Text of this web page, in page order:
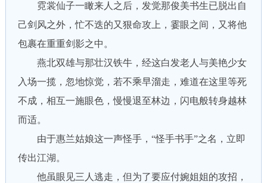
霓裳仙子一瞰来人之后，发觉那俊美书生已脱出自
己剑风之外，忙不迭的又狠命攻上，霎眼之间，又将他
包裹在重重剑影之中。
燕北双雄与那壮汉铁牛，经这白发老人与美艳少女
入场一揽，忽地惊觉，若不乘早溜走，难道在这里等死
不成，相互一施眼色，慢慢退至林边，闪电般转身越林
而适。
由于惠兰姑娘这一声怪手，“怪手书手”之名，立即
传出江湖。
他虽眼见三人逃走，但为了要应付婉姐姐的攻招，